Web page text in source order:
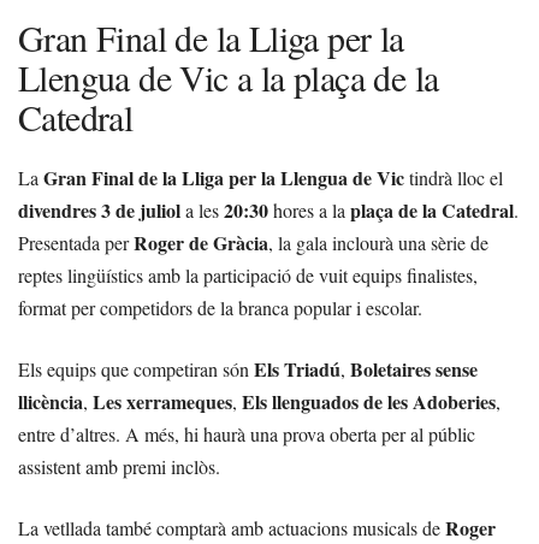
Gran Final de la Lliga per la
Llengua de Vic a la plaça de la
Catedral
La Gran Final de la Lliga per la Llengua de Victindrà lloc el
divendres 3 de juliola les20:30hores a la plaça de la Catedral.
Presentada perRoger de Gràcia, la gala inclourà una sèrie de
reptes lingüístics amb la participació de vuit equips finalistes,
format per competidors de la branca popular i escolar.
Els equips que competiran són Els Triadú, Boletaires sense
llicència, Les xerrameques, Els llenguados de les Adoberies,
entre d’altres. A més, hi haurà una prova oberta per al públic
assistent amb premi inclòs.
La vetllada també comptarà amb actuacions musicals deRoger